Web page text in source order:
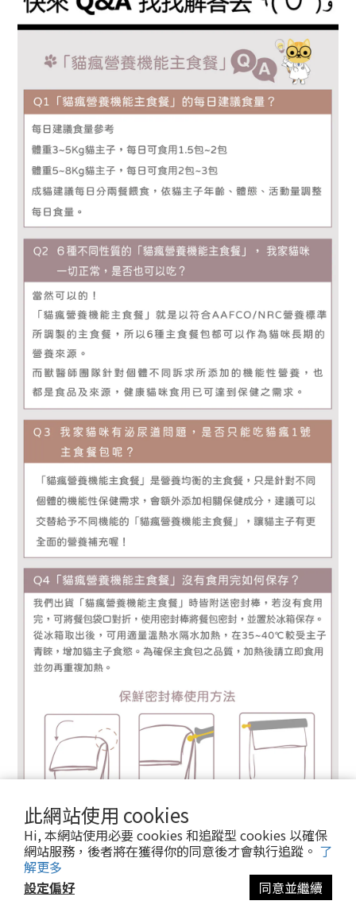
此網站使用 cookies
Hi, 本網站使用必要 cookies 和追蹤型 cookies 以確保
網站服務，後者將在獲得你的同意後才會執行追蹤。 了
解更多
設定偏好
同意並繼續